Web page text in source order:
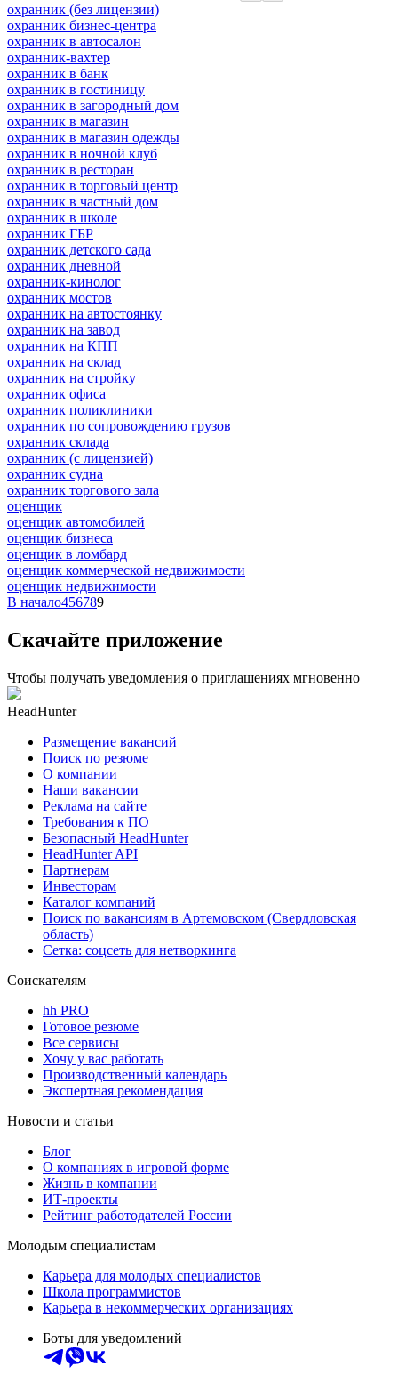
охранник (без лицензии)
охранник бизнес-центра
охранник в автосалон
охранник-вахтер
охранник в банк
охранник в гостиницу
охранник в загородный дом
охранник в магазин
охранник в магазин одежды
охранник в ночной клуб
охранник в ресторан
охранник в торговый центр
охранник в частный дом
охранник в школе
охранник ГБР
охранник детского сада
охранник дневной
охранник-кинолог
охранник мостов
охранник на автостоянку
охранник на завод
охранник на КПП
охранник на склад
охранник на стройку
охранник офиса
охранник поликлиники
охранник по сопровождению грузов
охранник склада
охранник (с лицензией)
охранник судна
охранник торгового зала
оценщик
оценщик автомобилей
оценщик бизнеса
оценщик в ломбард
оценщик коммерческой недвижимости
оценщик недвижимости
В начало456789
Скачайте приложение
Чтобы получать уведомления о приглашениях мгновенно
HeadHunter
Размещение вакансий
Поиск по резюме
О компании
Наши вакансии
Реклама на сайте
Требования к ПО
Безопасный HeadHunter
HeadHunter API
Партнерам
Инвесторам
Каталог компаний
Поиск по вакансиям в Артемовском (Свердловская
область)
Сетка: соцсеть для нетворкинга
Соискателям
hh PRO
Готовое резюме
Все сервисы
Хочу у вас работать
Производственный календарь
Экспертная рекомендация
Новости и статьи
Блог
О компаниях в игровой форме
Жизнь в компании
ИТ-проекты
Рейтинг работодателей России
Молодым специалистам
Карьера для молодых специалистов
Школа программистов
Карьера в некоммерческих организациях
Боты для уведомлений